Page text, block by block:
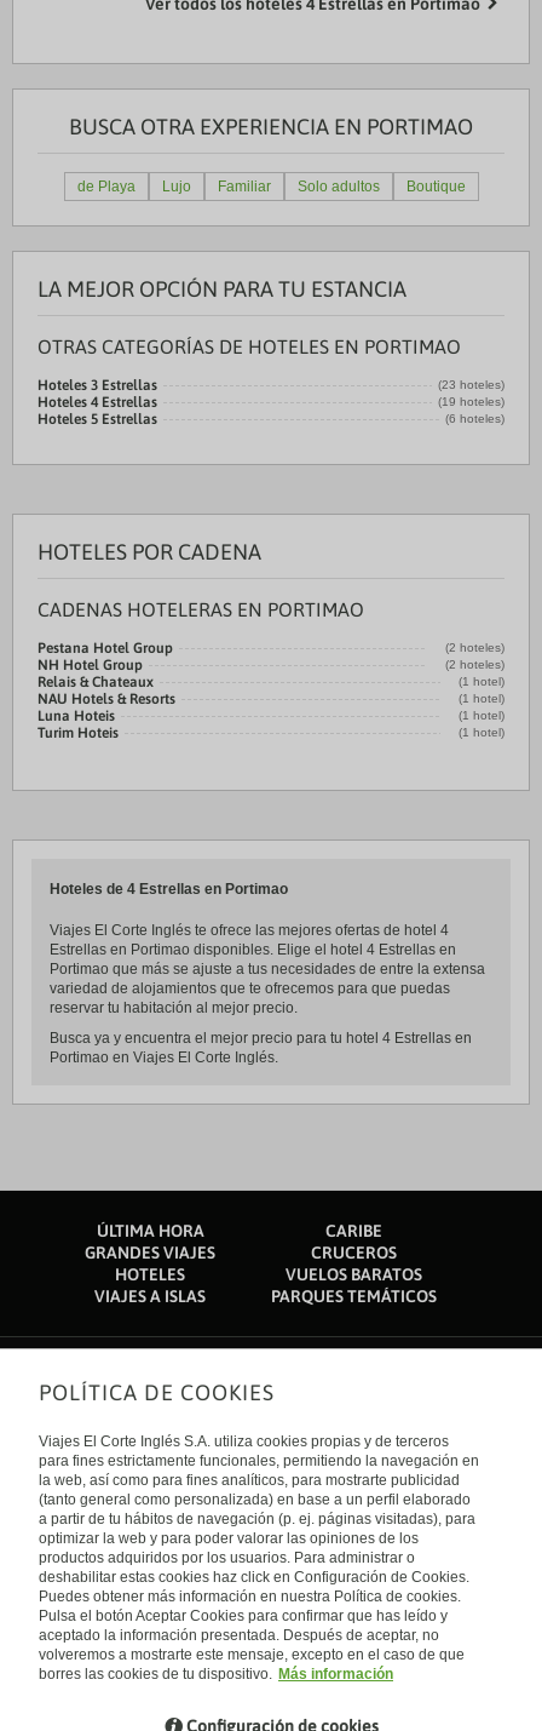
BUSCA OTRA EXPERIENCIA EN PORTIMAO
de Playa Lujo Familiar Solo adultos Boutique
LA MEJOR OPCIÓN PARA TU ESTANCIA
OTRAS CATEGORÍAS DE HOTELES EN PORTIMAO
Hoteles 3 Estrellas (23 hoteles)
Hoteles 4 Estrellas (19 hoteles)
Hoteles 5 Estrellas (6 hoteles)
HOTELES POR CADENA
CADENAS HOTELERAS EN PORTIMAO
Pestana Hotel Group (2 hoteles)
NH Hotel Group (2 hoteles)
Relais & Chateaux (1 hotel)
NAU Hotels & Resorts (1 hotel)
Luna Hoteis (1 hotel)
Turim Hoteis (1 hotel)
Hoteles de 4 Estrellas en Portimao
Viajes El Corte Inglés te ofrece las mejores ofertas de hotel 4
Estrellas en Portimao disponibles. Elige el hotel 4 Estrellas en
Portimao que más se ajuste a tus necesidades de entre la extensa
variedad de alojamientos que te ofrecemos para que puedas
reservar tu habitación al mejor precio.
Busca ya y encuentra el mejor precio para tu hotel 4 Estrellas en
Portimao en Viajes El Corte Inglés.
ÚLTIMA HORA
CARIBE
GRANDES VIAJES
CRUCEROS
HOTELES
VUELOS BARATOS
VIAJES A ISLAS
PARQUES TEMÁTICOS
Sobre nosotros
Quiénes somos
Financiación
Sostenibilidad
Turismo accesible
Tarjeta El Corte Inglés
Trabaja con nosotros
El Corte Inglés
Canal Ético
Enlaces de interés
Guías de viaje
Catálogos
Auto check-in
Condiciones Generales
Política de privacidad
Política de cookies
Accesibilidad
Empresas/ Grupos
Internacional
España
Visita nuestro blog
Blog de Viajes el Corte inglés
POLÍTICA DE COOKIES
Viajes El Corte Inglés S.A. utiliza cookies propias y de terceros
para fines estrictamente funcionales, permitiendo la navegación en
la web, así como para fines analíticos, para mostrarte publicidad
(tanto general como personalizada) en base a un perfil elaborado
a partir de tu hábitos de navegación (p. ej. páginas visitadas), para
optimizar la web y para poder valorar las opiniones de los
productos adquiridos por los usuarios. Para administrar o
deshabilitar estas cookies haz click en Configuración de Cookies.
Puedes obtener más información en nuestra Política de cookies.
Pulsa el botón Aceptar Cookies para confirmar que has leído y
aceptado la información presentada. Después de aceptar, no
volveremos a mostrarte este mensaje, excepto en el caso de que
borres las cookies de tu dispositivo. Más información
Configuración de cookies